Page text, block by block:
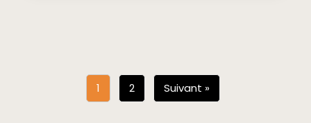
1 2 Suivant »